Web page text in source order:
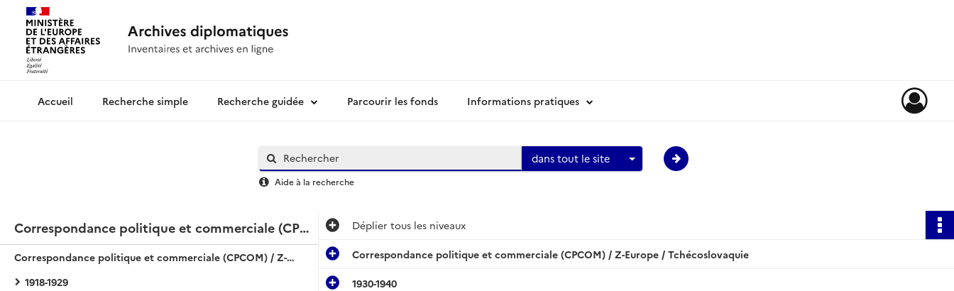
Archives diplomatiquesRecherche simple Recherche guidée Parcourir les fonds Informations pratiques
dans tout le site
Aide à la recherche
Correspondance politique et commerciale (CPCOM) / Z-Europe / Tchécoslovaquie
Correspondance politique et commerciale (CPCOM) / Z-Europe / Tchécoslovaquie
1918-1929
Déplier tous les niveaux
Correspondance politique et commerciale (CPCOM) / Z-Europe / Tchécoslovaquie
1930-1940